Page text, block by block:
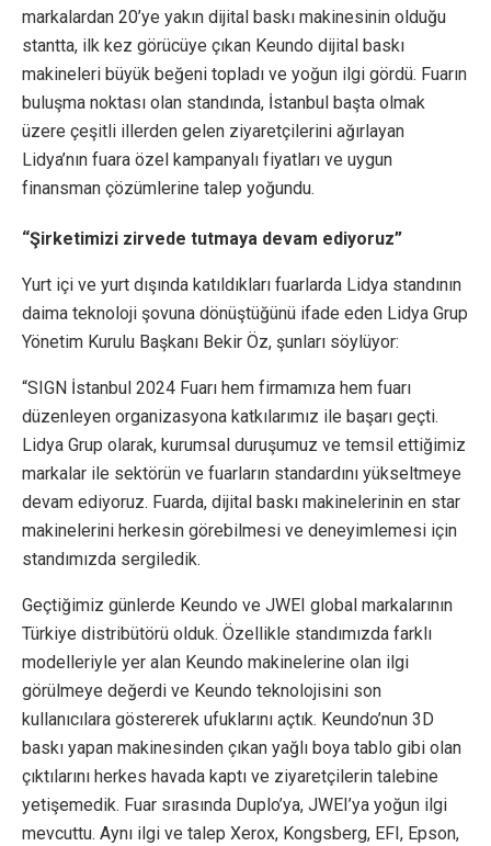
markalardan 20’ye yakın dijital baskı makinesinin olduğu
stantta, ilk kez görücüye çıkan Keundo dijital baskı
makineleri büyük beğeni topladı ve yoğun ilgi gördü. Fuarın
buluşma noktası olan standında, İstanbul başta olmak
üzere çeşitli illerden gelen ziyaretçilerini ağırlayan
Lidya’nın fuara özel kampanyalı fiyatları ve uygun
finansman çözümlerine talep yoğundu.
“Şirketimizi zirvede tutmaya devam ediyoruz”
Yurt içi ve yurt dışında katıldıkları fuarlarda Lidya standının
daima teknoloji şovuna dönüştüğünü ifade eden Lidya Grup
Yönetim Kurulu Başkanı Bekir Öz, şunları söylüyor:
“SIGN İstanbul 2024 Fuarı hem firmamıza hem fuarı
düzenleyen organizasyona katkılarımız ile başarı geçti.
Lidya Grup olarak, kurumsal duruşumuz ve temsil ettiğimiz
markalar ile sektörün ve fuarların standardını yükseltmeye
devam ediyoruz. Fuarda, dijital baskı makinelerinin en star
makinelerini herkesin görebilmesi ve deneyimlemesi için
standımızda sergiledik.
Geçtiğimiz günlerde Keundo ve JWEI global markalarının
Türkiye distribütörü olduk. Özellikle standımızda farklı
modelleriyle yer alan Keundo makinelerine olan ilgi
görülmeye değerdi ve Keundo teknolojisini son
kullanıcılara göstererek ufuklarını açtık. Keundo’nun 3D
baskı yapan makinesinden çıkan yağlı boya tablo gibi olan
çıktılarını herkes havada kaptı ve ziyaretçilerin talebine
yetişemedik. Fuar sırasında Duplo’ya, JWEI’ya yoğun ilgi
mevcuttu. Aynı ilgi ve talep Xerox, Kongsberg, EFI, Epson,